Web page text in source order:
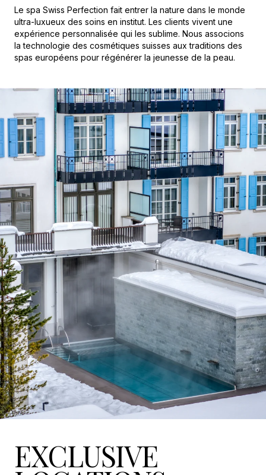
Le spa Swiss Perfection fait entrer la nature dans le monde
ultra-luxueux des soins en institut. Les clients vivent une
expérience personnalisée qui les sublime. Nous associons
la technologie des cosmétiques suisses aux traditions des
spas européens pour régénérer la jeunesse de la peau.
EXCLUSIVE